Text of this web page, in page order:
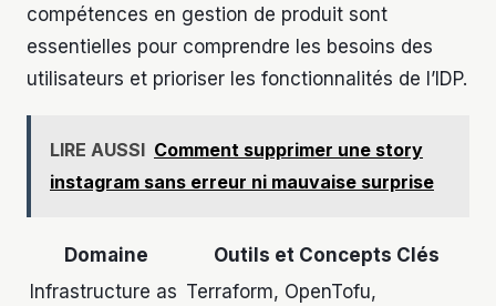
compétences en gestion de produit sont
essentielles pour comprendre les besoins des
utilisateurs et prioriser les fonctionnalités de l’IDP.
LIRE AUSSI Comment supprimer une story
instagram sans erreur ni mauvaise surprise
Domaine
Outils et Concepts Clés
Infrastructure as Terraform, OpenTofu,